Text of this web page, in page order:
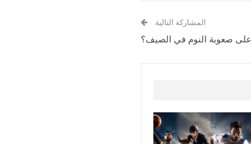
المشاركة التالية
صعوبة النوم في الصيف؟